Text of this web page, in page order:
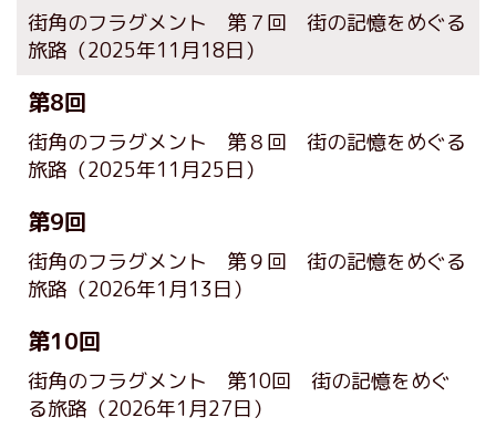
街角のフラグメント 第７回 街の記憶をめぐる
旅路 （2025年11月18日）
第8回
街角のフラグメント 第８回 街の記憶をめぐる
旅路 （2025年11月25日）
第9回
街角のフラグメント 第９回 街の記憶をめぐる
旅路 （2026年1月13日）
第10回
街角のフラグメント 第10回 街の記憶をめぐ
る旅路 （2026年1月27日）